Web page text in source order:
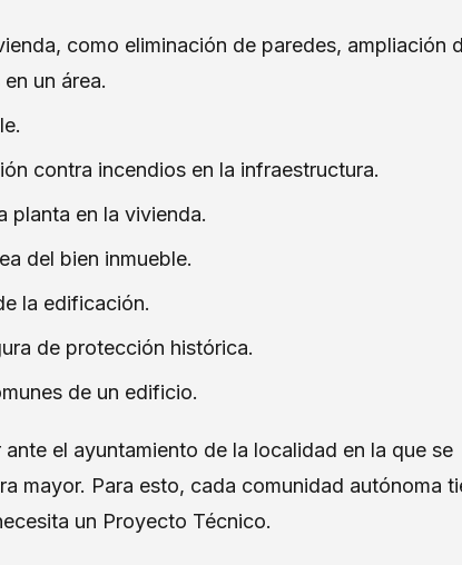
como eliminación de paredes, ampliación
un área.
contra incendios en la infraestructura.
planta en la vivienda.
del bien inmueble.
la edificación.
de protección histórica.
de un edificio.
el ayuntamiento de la localidad en la que se
mayor. Para esto, cada comunidad autónoma
un Proyecto Técnico.